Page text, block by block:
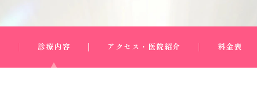
診療内容 アクセス・医院紹介 料金表